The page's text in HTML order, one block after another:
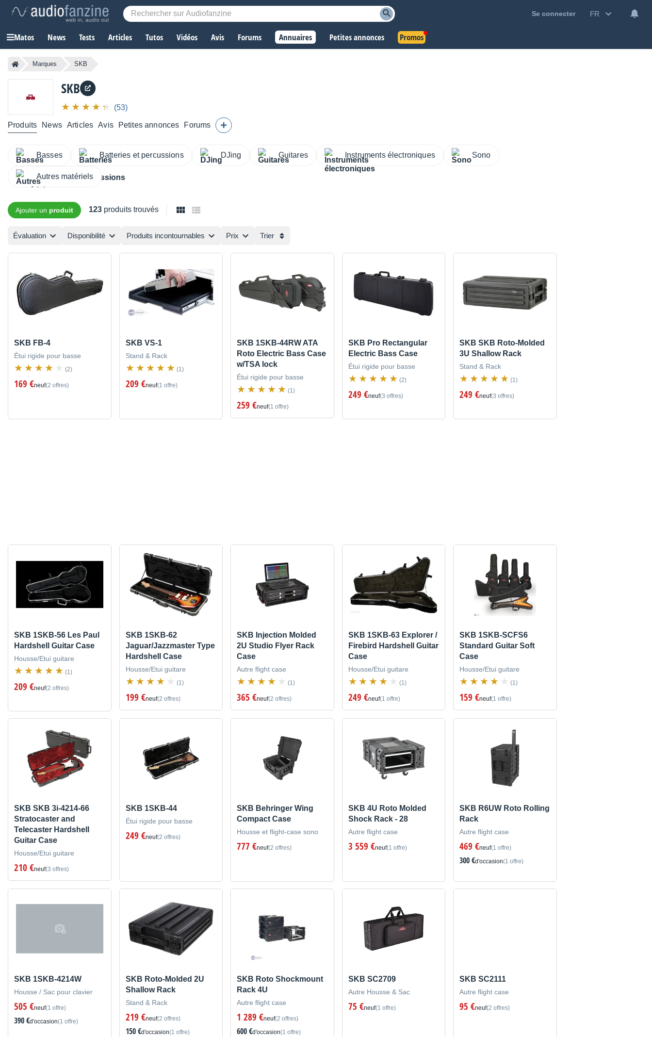
Se connecter FR
Matos News Tests Articles Tutos Vidéos Avis Forums Annuaires Petites annonces Promos
Marques SKB
SKB
(53)
Produits News Articles Avis Petites annonces Forums
Basses Batteries et percussions DJing Guitares Instruments électroniques Sono
Autres matériels
Ajouter un produit 123 produits trouvés
Évaluation Disponibilité Produits incontournables Prix Trier
SKB FB-4
Étui rigide pour basse
(2)
169 €neuf(2 offres)
SKB VS-1
Stand & Rack
(1)
209 €neuf(1 offre)
SKB 1SKB-44RW ATA
Roto Electric Bass Case
w/TSA lock
Étui rigide pour basse
(1)
259 €neuf(1 offre)
SKB Pro Rectangular
Electric Bass Case
Étui rigide pour basse
(2)
249 €neuf(3 offres)
SKB SKB Roto-Molded
3U Shallow Rack
Stand & Rack
(1)
249 €neuf(3 offres)
SKB 1SKB-56 Les Paul
Hardshell Guitar Case
Housse/Etui guitare
(1)
209 €neuf(2 offres)
SKB 1SKB-62
Jaguar/Jazzmaster Type
Hardshell Case
Housse/Etui guitare
(1)
199 €neuf(2 offres)
SKB Injection Molded
2U Studio Flyer Rack
Case
Autre flight case
(1)
365 €neuf(2 offres)
SKB 1SKB-63 Explorer /
Firebird Hardshell Guitar
Case
Housse/Etui guitare
(1)
249 €neuf(1 offre)
SKB 1SKB-SCFS6
Standard Guitar Soft
Case
Housse/Etui guitare
(1)
159 €neuf(1 offre)
SKB SKB 3i-4214-66
Stratocaster and
Telecaster Hardshell
Guitar Case
Housse/Etui guitare
210 €neuf(3 offres)
SKB 1SKB-44
Étui rigide pour basse
249 €neuf(2 offres)
SKB Behringer Wing
Compact Case
Housse et flight-case sono
777 €neuf(2 offres)
SKB 4U Roto Molded
Shock Rack - 28
Autre flight case
3 559 €neuf(1 offre)
SKB R6UW Roto Rolling
Rack
Autre flight case
469 €neuf(1 offre)
300 €d'occasion(1 offre)
SKB 1SKB-4214W
Housse / Sac pour clavier
505 €neuf(1 offre)
390 €d'occasion(1 offre)
SKB Roto-Molded 2U
Shallow Rack
Stand & Rack
219 €neuf(2 offres)
150 €d'occasion(1 offre)
SKB Roto Shockmount
Rack 4U
Autre flight case
1 289 €neuf(2 offres)
600 €d'occasion(1 offre)
SKB SC2709
Autre Housse & Sac
75 €neuf(1 offre)
SKB SC2111
Autre flight case
95 €neuf(2 offres)